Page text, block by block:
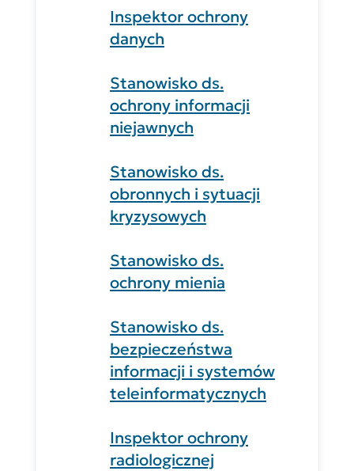
Inspektor ochrony
danych
Stanowisko ds.
ochrony informacji
niejawnych
Stanowisko ds.
obronnych i sytuacji
kryzysowych
Stanowisko ds.
ochrony mienia
Stanowisko ds.
bezpieczeństwa
informacji i systemów
teleinformatycznych
Inspektor ochrony
radiologicznej